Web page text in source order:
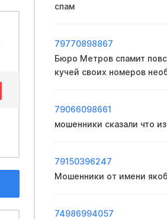
спам
79770898867
Бюро Метров спамит
кучей своих номеров
79066098661
мошенники сказали что
79150396247
Мошенники от имени
74986994057